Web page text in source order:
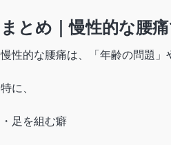
まとめ｜慢性的な腰
慢性的な腰痛は、「年齢の問題」
特に、
・足を組む癖